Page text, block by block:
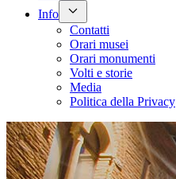
Info
Contatti
Orari musei
Orari monumenti
Volti e storie
Media
Politica della Privacy